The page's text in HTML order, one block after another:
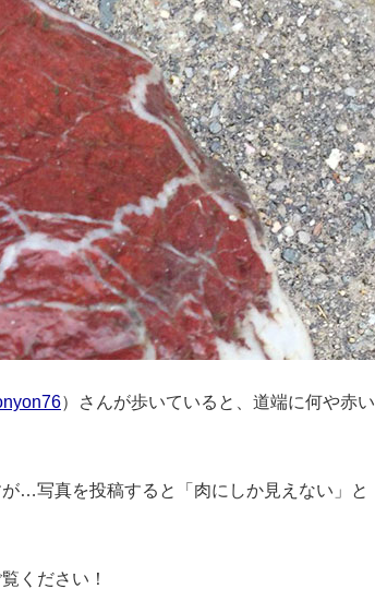
）さんが歩いていると、道端に何や赤い
…写真を投稿すると「肉にしか見えない」と
ください！